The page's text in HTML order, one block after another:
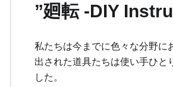
”廻転 -DIY
私たちは今までに色々な分野に
出された道具たちは使い手ひと
した。